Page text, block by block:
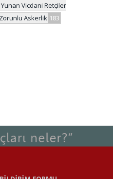
Yunan Vicdani Retçiler
Zorunlu Askerlik 183